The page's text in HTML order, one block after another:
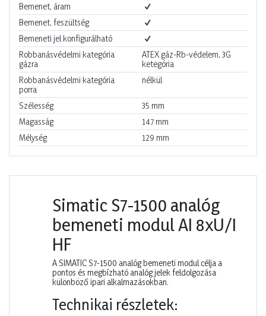
Bemenet, áram
Bemenet, feszültség
Bemeneti jel konfigurálható
Robbanásvédelmi kategória
gázra
ATEX gáz-Rb-védelem, 3G
ketegória
Robbanásvédelmi kategória
porra
nélkül
Szélesség 35 mm
Magasság
147 mm
Mélység
129 mm
Simatic S7-1500 analóg
bemeneti modul AI 8xU/I
HF
A SIMATIC S7-1500 analóg bemeneti modul célja a
pontos és megbízható analóg jelek feldolgozása
különböző ipari alkalmazásokban.
Technikai részletek: